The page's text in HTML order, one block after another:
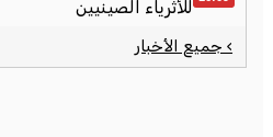
للأثرياء الصينيين
› جميع الأخبار